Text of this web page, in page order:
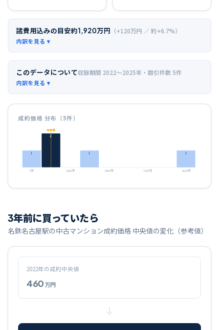
諸費用込みの目安約1,920万円 （+120万円 ／ 約+6.7%）
このデータについて収録期間 2022〜2025年 ・取引件数 5件
成約価格 分布（5件）
1
2
1 1
0万 2400万 4800万 7200万 9600万
中央値
3年前に買っていたら
名鉄名古屋駅の中古マンション成約価格 中央値の変化（参考値）
2022年の成約中央値
460 万円